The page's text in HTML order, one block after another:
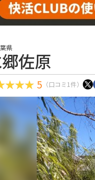
県
佐原
5 （口コミ1件）